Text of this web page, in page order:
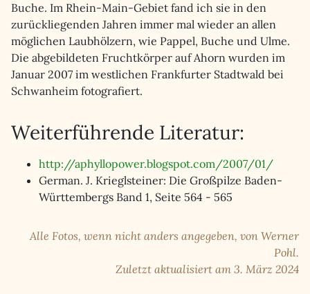
Buche. Im Rhein-Main-Gebiet fand ich sie in den
zurückliegenden Jahren immer mal wieder an allen
möglichen Laubhölzern, wie Pappel, Buche und Ulme.
Die abgebildeten Fruchtkörper auf Ahorn wurden im
Januar 2007 im westlichen Frankfurter Stadtwald bei
Schwanheim fotografiert.
Weiterführende Literatur:
http://aphyllopower.blogspot.com/2007/01/
German. J. Krieglsteiner: Die Großpilze Baden-
Württembergs Band 1, Seite 564 - 565
Alle Fotos, wenn nicht anders angegeben, von Werner
Pohl.
Zuletzt aktualisiert am 3. März 2024